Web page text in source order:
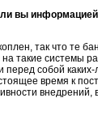
вы
так что те
такие системы
перед собой
время к